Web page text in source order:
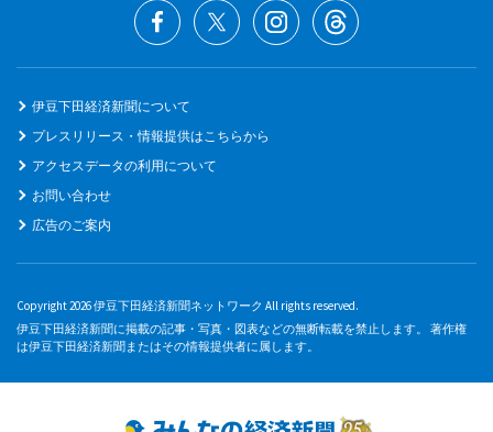
伊豆下田経済新聞について
プレスリリース・情報提供はこちらから
アクセスデータの利用について
お問い合わせ
広告のご案内
Copyright 2026 伊豆下田経済新聞ネットワーク All rights reserved.
伊豆下田経済新聞に掲載の記事・写真・図表などの無断転載を禁止します。 著作権
は伊豆下田経済新聞またはその情報提供者に属します。